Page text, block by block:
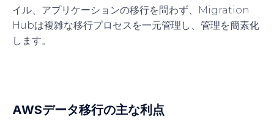
イル、アプリケーションの移行を問わず、Migration
Hubは複雑な移行プロセスを一元管理し、管理を簡素化
します。
AWSデータ移行の主な利点